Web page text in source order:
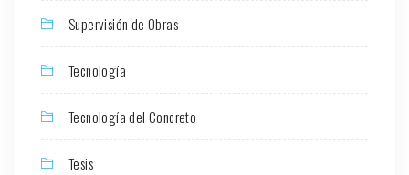
Supervisión de Obras
Tecnología
Tecnología del Concreto
Tesis